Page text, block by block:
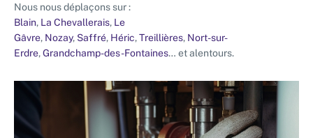
Nous nous déplaçons sur :
Blain, La Chevallerais, Le
Gâvre, Nozay, Saffré, Héric,Treillières, Nort-sur-
Erdre,Grandchamp-des-Fontaines… et alentours.